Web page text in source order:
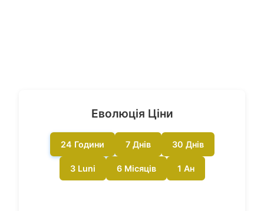
www.oklink.com
3xpl.com
Еволюція Ціни
24 Години 7 Днів 30 Днів
3 Luni 6 Місяців 1 Ан